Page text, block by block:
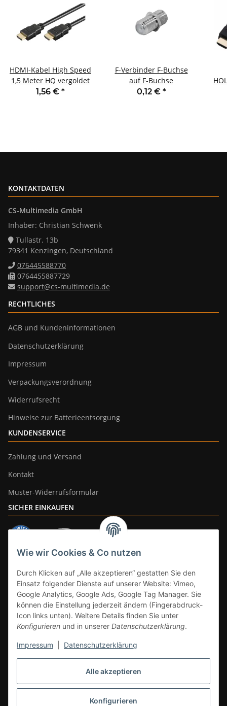
Alle akzeptieren
Konfigurieren
Wie wir Cookies & Co nutzen
Durch Klicken auf „Alle akzeptieren“ gestatten Sie den
Einsatz folgender Dienste auf unserer Website: Vimeo,
Google Analytics, Google Ads, Google Tag Manager. Sie
können die Einstellung jederzeit ändern (Fingerabdruck-
Icon links unten). Weitere Details finden Sie unter
Konfigurieren und in unserer Datenschutzerklärung.
Impressum Datenschutzerklärung
HDMI-Kabel High Speed
1,5 Meter HQ vergoldet
1,56 € *
F-Verbinder F-Buchse
auf F-Buchse
0,12 € *
KONTAKTDATEN
CS-Multimedia GmbH
Inhaber: Christian Schwenk
Tullastr. 13b
79341 Kenzingen, Deutschland
076445588770
0764455887729
support@cs-multimedia.de
RECHTLICHES
AGB und Kundeninformationen
Datenschutzerklärung
Impressum
Verpackungsverordnung
Widerrufsrecht
Hinweise zur Batterieentsorgung
KUNDENSERVICE
Zahlung und Versand
Kontakt
Muster-Widerrufsformular
SICHER EINKAUFEN
* Alle Preise inkl. gesetzlicher Mwst., zzgl.Versand
DE, gilt nicht für Großgeräte per Spedition). Artikel mit 0% MwSt. (gem. §